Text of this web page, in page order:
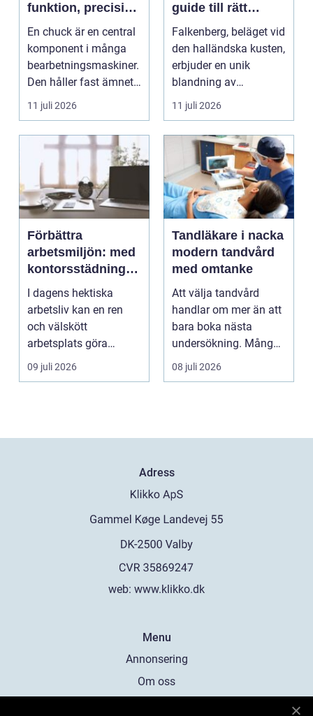
funktion, precision
och smarta val
En chuck är en central
komponent i många
bearbetningsmaskiner.
Den håller fast ämnet
eller verktyget...
11 juli 2026
guide till rätt
bostad för dig
Falkenberg, beläget vid
den halländska kusten,
erbjuder en unik
blandning av
naturskö...
11 juli 2026
Förbättra
arbetsmiljön: med
kontorsstädning i
Stockholm
I dagens hektiska
arbetsliv kan en ren
och välskött
arbetsplats göra
underverk fö...
09 juli 2026
Tandläkare i nacka
modern tandvård
med omtanke
Att välja tandvård
handlar om mer än att
bara boka nästa
undersökning. Många
vill ha en tandläkare
s...
08 juli 2026
Adress
web: www.klikko.dk
Menu
Annonsering
Om oss